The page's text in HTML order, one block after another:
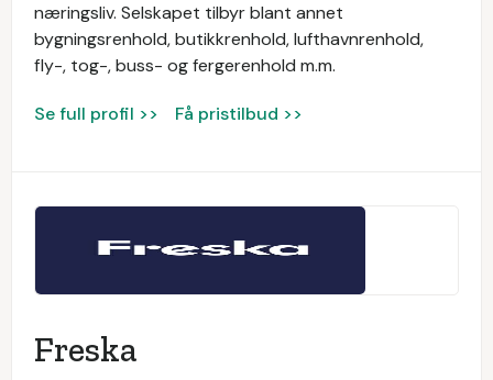
næringsliv. Selskapet tilbyr blant annet
bygningsrenhold, butikkrenhold, lufthavnrenhold,
fly-, tog-, buss- og fergerenhold m.m.
Se full profil >> Få pristilbud >>
Freska